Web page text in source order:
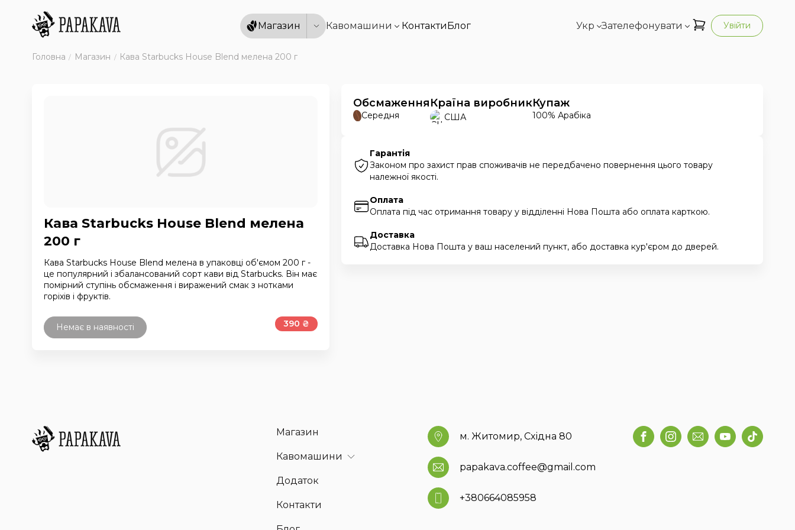
Магазин Кавомашини КонтактиБлог Укр Зателефонувати Увійти
Головна Магазин Кава Starbucks House Blend мелена 200 г
Кава Starbucks House Blend мелена
200 г
Кава Starbucks House Blend мелена в упаковці об'ємом 200 г -
це популярний і збалансований сорт кави від Starbucks. Він має
помірний ступінь обсмаження і виражений смак з нотками
горіхів і фруктів.
Немає в наявності 390 ₴
Обсмаження
Середня
Країна виробник
США
Купаж
100% Арабіка
Гарантія
Законом про захист прав споживачів не передбачено повернення цього товару
належної якості.
Оплата
Оплата під час отримання товару у відділенні Нова Пошта або оплата карткою.
Доставка
Доставка Нова Пошта у ваш населений пункт, або доставка кур'єром до дверей.
Магазин
Кавомашини
Додаток
Контакти
м. Житомир, Східна 80
papakava.coffee@gmail.com
+380664085958